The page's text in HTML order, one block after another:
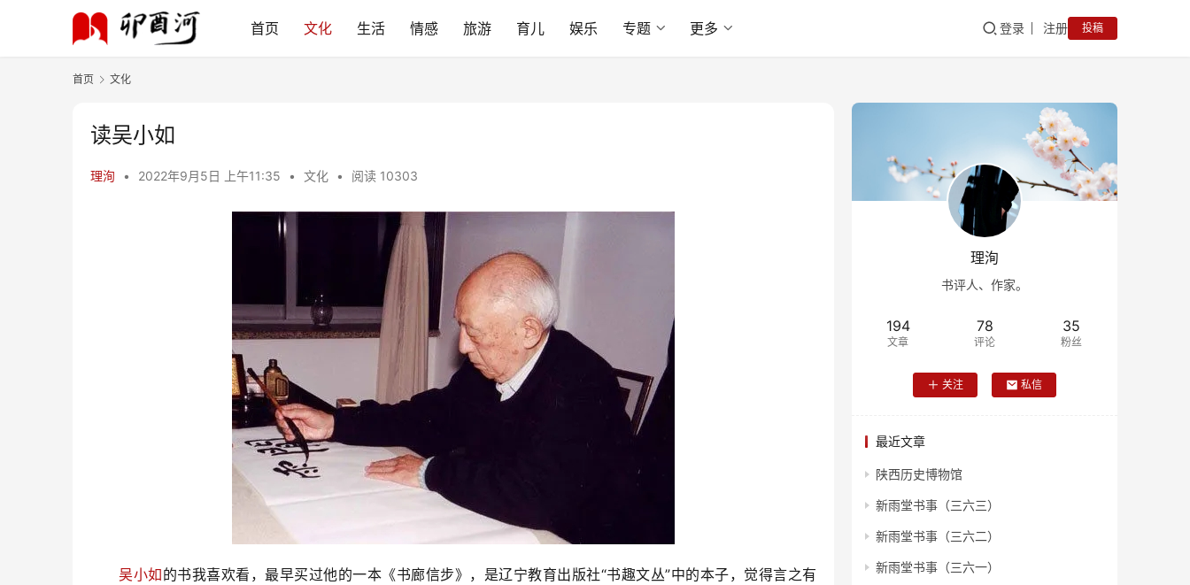
首页 文化 生活 情感 旅游 育儿 娱乐 专题 更多 登录 注册 投稿
首页 文化
读吴小如
理洵 • 2022年9月5日 上午11:35 • 文化 • 阅读 10303
吴小如的书我喜欢看，最早买过他的一本《书廊信步》，是辽宁教育出版社“书趣文丛”中的本子，觉得言之有
理洵
书评人、作家。
194
文章
78
评论
35
粉丝
关注 私信
最近文章
陕西历史博物馆
新雨堂书事（三六三）
新雨堂书事（三六二）
新雨堂书事（三六一）